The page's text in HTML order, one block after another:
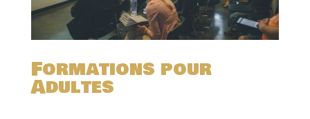
Formations pour
Adultes